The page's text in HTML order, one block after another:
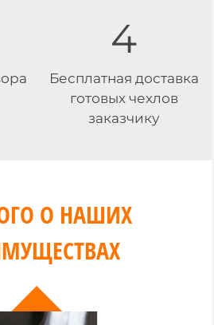
4
Бесплатная доставка
готовых чехлов
заказчику
О НАШИХ